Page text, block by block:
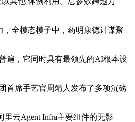
全模态模子中，药明康德计谋聚
遍，它同时具有最领先的AI根本设
首席手艺官周靖人发布了多项沉磅
云Agent Infra主要组件的无影